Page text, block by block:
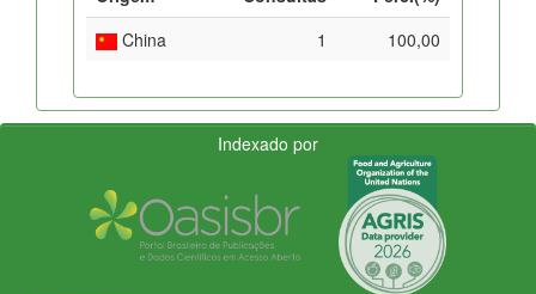
China
1 100,00
Indexado por